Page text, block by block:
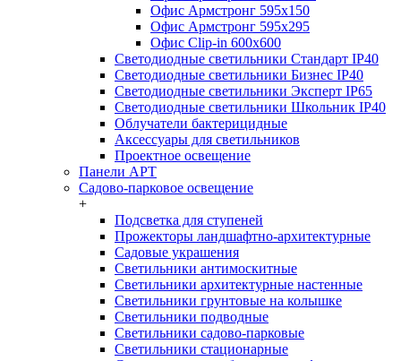
Офис Армстронг 595x150
Офис Армстронг 595x295
Офис Clip-in 600x600
Светодиодные светильники Стандарт IP40
Светодиодные светильники Бизнес IP40
Светодиодные светильники Эксперт IP65
Светодиодные светильники Школьник IP40
Облучатели бактерицидные
Аксессуары для светильников
Проектное освещение
Панели АРТ
Садово-парковое освещение
+
Подсветка для ступеней
Прожекторы ландшафтно-архитектурные
Садовые украшения
Светильники антимоскитные
Светильники архитектурные настенные
Светильники грунтовые на колышке
Светильники подводные
Светильники садово-парковые
Светильники стационарные